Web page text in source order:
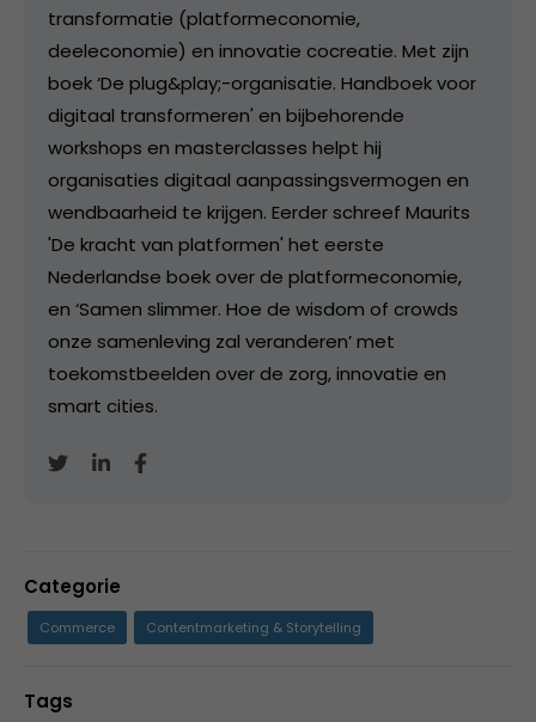
transformatie (platformeconomie,
deeleconomie) en innovatie cocreatie. Met zijn
boek ‘De plug&play;-organisatie. Handboek voor
digitaal transformeren' en bijbehorende
workshops en masterclasses helpt hij
organisaties digitaal aanpassingsvermogen en
wendbaarheid te krijgen. Eerder schreef Maurits
'De kracht van platformen' het eerste
Nederlandse boek over de platformeconomie,
en ‘Samen slimmer. Hoe de wisdom of crowds
onze samenleving zal veranderen’ met
toekomstbeelden over de zorg, innovatie en
smart cities.
Categorie
Commerce Contentmarketing & Storytelling
Tags